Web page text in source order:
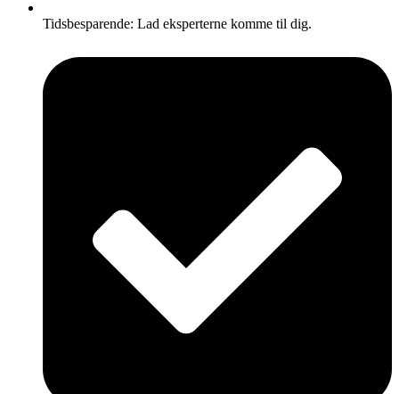
Tidsbesparende: Lad eksperterne komme til dig.